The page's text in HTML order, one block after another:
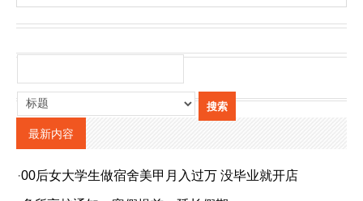
最新内容
·00后女大学生做宿舍美甲月入过万 没毕业就开店